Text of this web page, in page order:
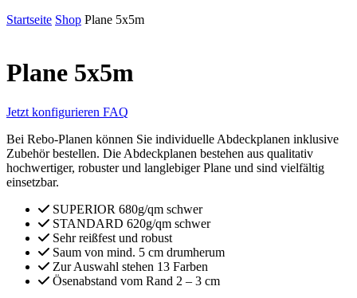
Startseite Shop Plane 5x5m
Plane 5x5m
Jetzt konfigurieren FAQ
Bei Rebo-Planen können Sie individuelle Abdeckplanen inklusive
Zubehör bestellen. Die Abdeckplanen bestehen aus qualitativ
hochwertiger, robuster und langlebiger Plane und sind vielfältig
einsetzbar.
SUPERIOR 680g/qm schwer
STANDARD 620g/qm schwer
Sehr reißfest und robust
Saum von mind. 5 cm drumherum
Zur Auswahl stehen 13 Farben
Ösenabstand vom Rand 2 – 3 cm